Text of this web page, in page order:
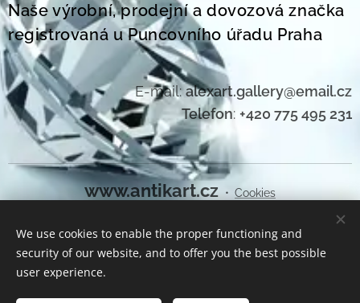
Naše výrobní, prodejní a dovozová značka
registrovaná u Puncovního úřadu Praha
E-mail:alexart.gallery@email.cz
Telefon: +420 775 495 231
www.antikart.cz Cookies
Languages
Čeština
English
We use cookies to enable the proper functioning and
security of our website, and to offer you the best possible
user experience.